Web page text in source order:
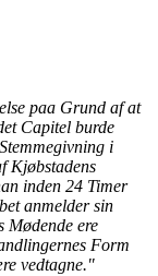
paa Grund af at
Capitel burde
i
Kjøbstadens
inden 24 Timer
anmelder sin
Mødende ere
Form
vedtagne."